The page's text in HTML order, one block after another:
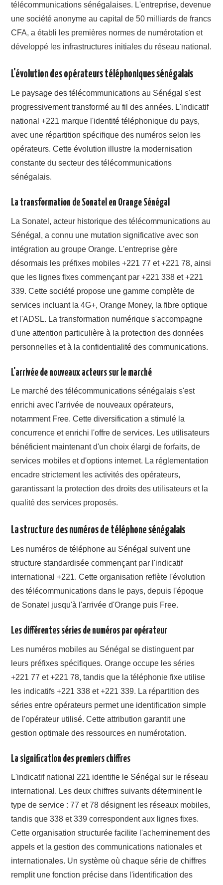
télécommunications sénégalaises. L'entreprise, devenue
une société anonyme au capital de 50 milliards de francs
CFA, a établi les premières normes de numérotation et
développé les infrastructures initiales du réseau national.
L'évolution des opérateurs téléphoniques sénégalais
Le paysage des télécommunications au Sénégal s'est
progressivement transformé au fil des années. L'indicatif
national +221 marque l'identité téléphonique du pays,
avec une répartition spécifique des numéros selon les
opérateurs. Cette évolution illustre la modernisation
constante du secteur des télécommunications
sénégalais.
La transformation de Sonatel en Orange Sénégal
La Sonatel, acteur historique des télécommunications au
Sénégal, a connu une mutation significative avec son
intégration au groupe Orange. L'entreprise gère
désormais les préfixes mobiles +221 77 et +221 78, ainsi
que les lignes fixes commençant par +221 338 et +221
339. Cette société propose une gamme complète de
services incluant la 4G+, Orange Money, la fibre optique
et l'ADSL. La transformation numérique s'accompagne
d'une attention particulière à la protection des données
personnelles et à la confidentialité des communications.
L'arrivée de nouveaux acteurs sur le marché
Le marché des télécommunications sénégalais s'est
enrichi avec l'arrivée de nouveaux opérateurs,
notamment Free. Cette diversification a stimulé la
concurrence et enrichi l'offre de services. Les utilisateurs
bénéficient maintenant d'un choix élargi de forfaits, de
services mobiles et d'options internet. La réglementation
encadre strictement les activités des opérateurs,
garantissant la protection des droits des utilisateurs et la
qualité des services proposés.
La structure des numéros de téléphone sénégalais
Les numéros de téléphone au Sénégal suivent une
structure standardisée commençant par l'indicatif
international +221. Cette organisation reflète l'évolution
des télécommunications dans le pays, depuis l'époque
de Sonatel jusqu'à l'arrivée d'Orange puis Free.
Les différentes séries de numéros par opérateur
Les numéros mobiles au Sénégal se distinguent par
leurs préfixes spécifiques. Orange occupe les séries
+221 77 et +221 78, tandis que la téléphonie fixe utilise
les indicatifs +221 338 et +221 339. La répartition des
séries entre opérateurs permet une identification simple
de l'opérateur utilisé. Cette attribution garantit une
gestion optimale des ressources en numérotation.
La signification des premiers chiffres
L'indicatif national 221 identifie le Sénégal sur le réseau
international. Les deux chiffres suivants déterminent le
type de service : 77 et 78 désignent les réseaux mobiles,
tandis que 338 et 339 correspondent aux lignes fixes.
Cette organisation structurée facilite l'acheminement des
appels et la gestion des communications nationales et
internationales. Un système où chaque série de chiffres
remplit une fonction précise dans l'identification des